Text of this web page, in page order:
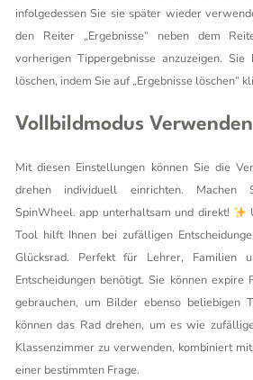
infolgedessen Sie sie später wieder
den Reiter „Ergebnisse“ neben dem
vorherigen Tippergebnisse anzuzeigen. Sie
löschen, indem Sie auf „Ergebnisse löschen“
Vollbildmodus Verwenden
Mit diesen Einstellungen können Sie die
drehen individuell einrichten. Machen
SpinWheel. app unterhaltsam und direkt!
Tool hilft Ihnen bei zufälligen
Glücksrad. Perfekt für Lehrer, Familien
Entscheidungen benötigt. Sie können expire
gebrauchen, um Bilder ebenso beliebigen
können das Rad drehen, um es wie
Klassenzimmer zu verwenden, kombiniert
einer bestimmten Frage.